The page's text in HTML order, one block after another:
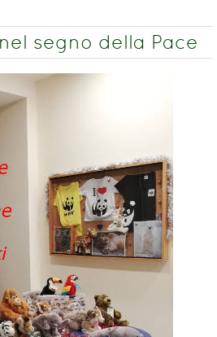
segno della Pace